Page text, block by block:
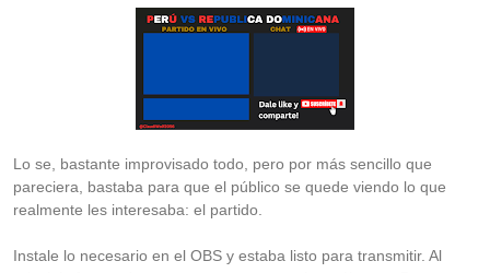
Lo se, bastante improvisado todo, pero por más sencillo que
pareciera, bastaba para que el público se quede viendo lo que
realmente les interesaba: el partido.
Instale lo necesario en el OBS y estaba listo para transmitir. Al